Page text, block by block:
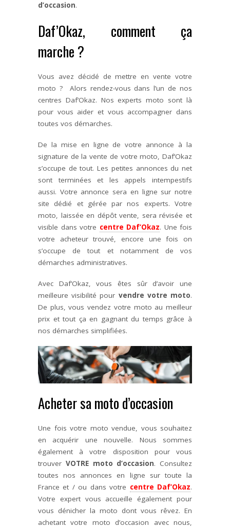
d’occasion.
Daf’Okaz, comment ça
marche ?
Vous avez décidé de mettre en vente votre
moto ? Alors rendez-vous dans l’un de nos
centres Daf’Okaz. Nos experts moto sont là
pour vous aider et vous accompagner dans
toutes vos démarches.
De la mise en ligne de votre annonce à la
signature de la vente de votre moto, Daf’Okaz
s’occupe de tout. Les petites annonces du net
sont terminées et les appels intempestifs
aussi. Votre annonce sera en ligne sur notre
site dédié et gérée par nos experts. Votre
moto, laissée en dépôt vente, sera révisée et
visible dans votre centre Daf’Okaz. Une fois
votre acheteur trouvé, encore une fois on
s’occupe de tout et notamment de vos
démarches administratives.
Avec Daf’Okaz, vous êtes sûr d’avoir une
meilleure visibilité pour vendre votre moto.
De plus, vous vendez votre moto au meilleur
prix et tout ça en gagnant du temps grâce à
nos démarches simplifiées.
Acheter sa moto d’occasion
Une fois votre moto vendue, vous souhaitez
en acquérir une nouvelle. Nous sommes
également à votre disposition pour vous
trouver VOTRE moto d’occasion. Consultez
toutes nos annonces en ligne sur toute la
France et / ou dans votre centre Daf’Okaz.
Votre expert vous accueille également pour
vous dénicher la moto dont vous rêvez. En
achetant votre moto d’occasion avec nous,